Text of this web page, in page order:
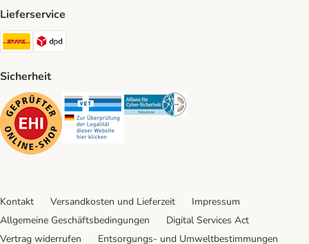
Lieferservice
DHL Shipping Method
Sicherheit
Security Security Security
Kontakt Versandkosten und Lieferzeit
Impressum
Allgemeine Geschäftsbedingungen
Digital Services Act
Vertrag widerrufen
Entsorgungs- und Umweltbestimmungen